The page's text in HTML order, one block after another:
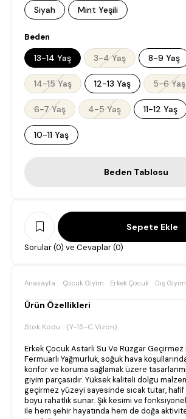
Siyah Mint Yeşili
Beden
13-14 Yaş 3-4 Yaş 8-9 Yaş
14-15 Yaş 12-13 Yaş 5-6 Yaş
6-7 Yaş 4-5 Yaş 11-12 Yaş
10-11 Yaş
Beden Tablosu
Sorular (0) ve Cevaplar (0)
Anasayfa Çocuk Giyim Erkek Çocuk Dış Giyim
Ürün Özellikleri
Stok Kodu (Y-15-C Vizon)
Erkek Çocuk Astarlı Su Ve Rüzgar
Fermuarlı Yağmurluk, soğuk hava
konfor ve koruma sağlamak üzere
giyim parçasıdır. Yüksek kaliteli dolgu
geçirmez yüzeyi sayesinde sıcak tutar, hafif
boyu rahatlık sunar. Şık kesimi ve
ile hem şehir hayatında hem de doğa